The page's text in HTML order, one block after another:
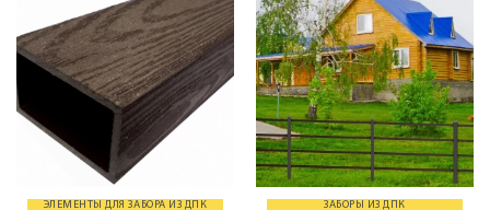
ЭЛЕМЕНТЫ ДЛЯ ЗАБОРА ИЗ ДПК ЗАБОРЫ ИЗ ДПК